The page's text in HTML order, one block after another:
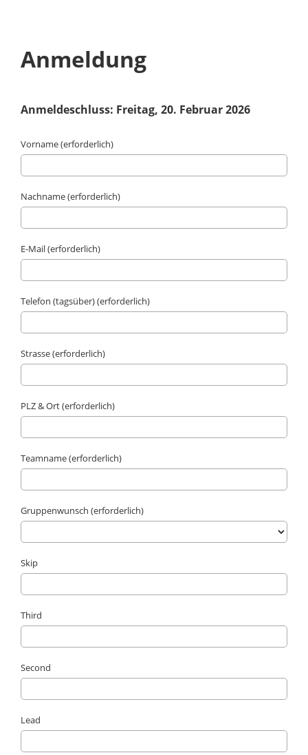
Anmeldung
Anmeldeschluss: Freitag, 20. Februar 2026
Vorname (erforderlich)
Nachname (erforderlich)
E-Mail (erforderlich)
Telefon (tagsüber) (erforderlich)
Strasse (erforderlich)
PLZ & Ort (erforderlich)
Teamname (erforderlich)
Gruppenwunsch (erforderlich)
Skip
Third
Second
Lead